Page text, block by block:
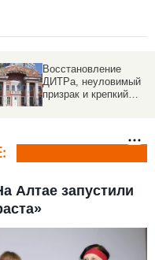
Восстановление
ДИТРа, неуловимый
призрак и крепкий
Алтае запустили